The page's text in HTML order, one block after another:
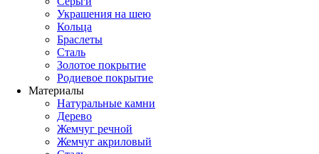
Украшения на шею
Кольца
Браслеты
Сталь
Золотое покрытие
Родиевое покрытие
Материалы
Натуральные камни
Дерево
Жемчуг речной
Жемчуг акриловый